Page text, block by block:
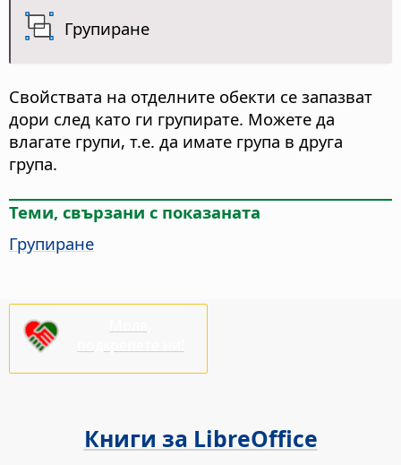
Групиране
Свойствата на отделните обекти се запазват
дори след като ги групирате. Можете да
влагате групи, т.е. да имате група в друга
група.
Теми, свързани с показаната
Групиране
Книги за LibreOffice